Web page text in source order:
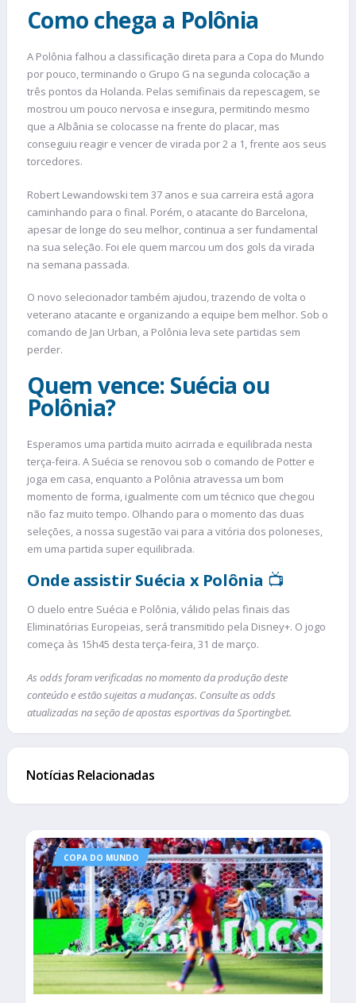
Como chega a Polônia
A Polônia falhou a classificação direta para a Copa do Mundo
por pouco, terminando o Grupo G na segunda colocação a
três pontos da Holanda. Pelas semifinais da repescagem, se
mostrou um pouco nervosa e insegura, permitindo mesmo
que a Albânia se colocasse na frente do placar, mas
conseguiu reagir e vencer de virada por 2 a 1, frente aos seus
torcedores.
Robert Lewandowski tem 37 anos e sua carreira está agora
caminhando para o final. Porém, o atacante do Barcelona,
apesar de longe do seu melhor, continua a ser fundamental
na sua seleção. Foi ele quem marcou um dos gols da virada
na semana passada.
O novo selecionador também ajudou, trazendo de volta o
veterano atacante e organizando a equipe bem melhor. Sob o
comando de Jan Urban, a Polônia leva sete partidas sem
perder.
Quem vence: Suécia ou
Polônia?
Esperamos uma partida muito acirrada e equilibrada nesta
terça-feira. A Suécia se renovou sob o comando de Potter e
joga em casa, enquanto a Polônia atravessa um bom
momento de forma, igualmente com um técnico que chegou
não faz muito tempo. Olhando para o momento das duas
seleções, a nossa sugestão vai para a vitória dos poloneses,
em uma partida super equilibrada.
Onde assistir Suécia x Polônia 📺
O duelo entre Suécia e Polônia, válido pelas finais das
Eliminatórias Europeias, será transmitido pela Disney+. O jogo
começa às 15h45 desta terça-feira, 31 de março.
As odds foram verificadas no momento da produção deste
conteúdo e estão sujeitas a mudanças. Consulte as odds
atualizadas na seção de apostas esportivas da Sportingbet.
Notícias Relacionadas
COPA DO MUNDO